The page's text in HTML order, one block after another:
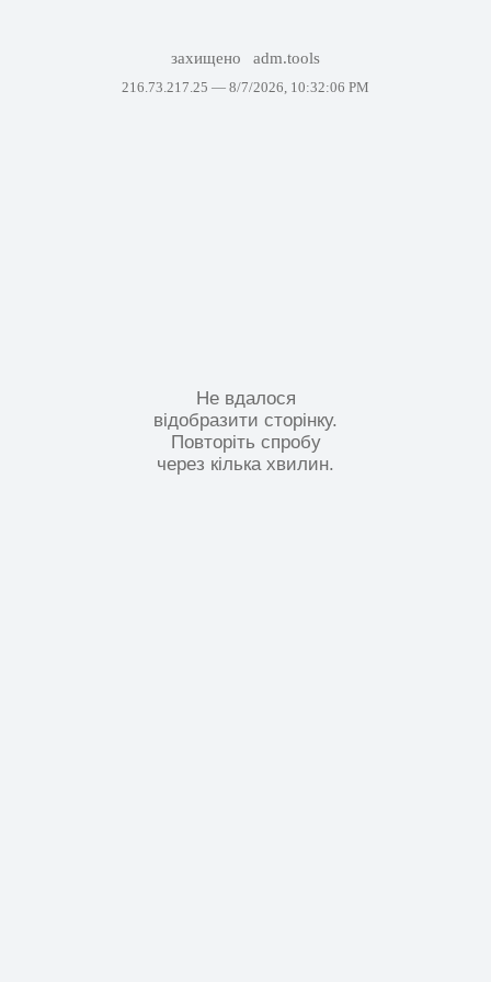
захищено adm.tools
216.73.217.25 — 8/7/2026, 10:32:06 PM
Не вдалося
відобразити сторінку.
Повторіть спробу
через кілька хвилин.